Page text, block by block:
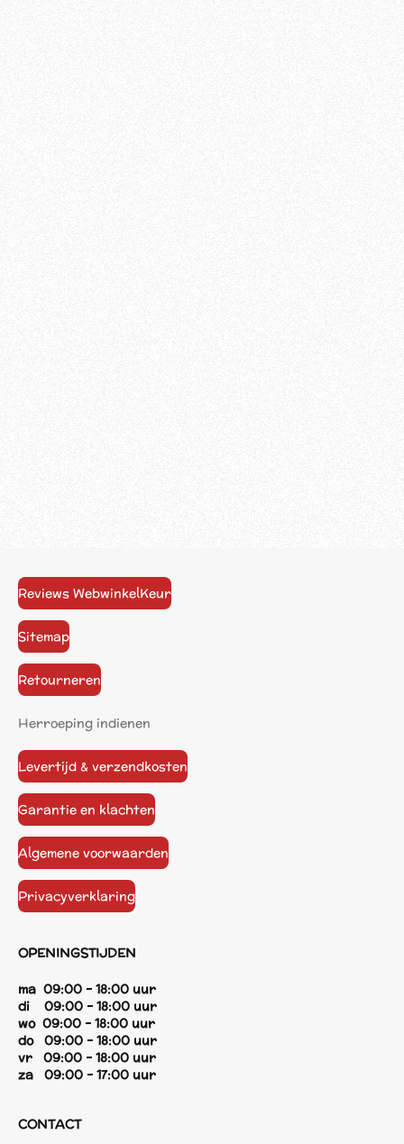
Reviews WebwinkelKeur
Sitemap
Retourneren
Herroeping indienen
Levertijd & verzendkosten
Garantie en klachten
Algemene voorwaarden
Privacyverklaring
OPENINGSTIJDEN
ma 09:00 - 18:00 uur
di 09:00 - 18:00 uur
wo 09:00 - 18:00 uur
do 09:00 - 18:00 uur
vr 09:00 - 18:00 uur
za 09:00 - 17:00 uur
CONTACT